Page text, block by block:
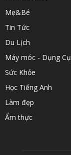
Mẹ&Bé
Tin Tức
Du Lịch
Máy móc - Dụng Cụ
Sức Khỏe
Học Tiếng Anh
Làm đẹp
Ẩm thực